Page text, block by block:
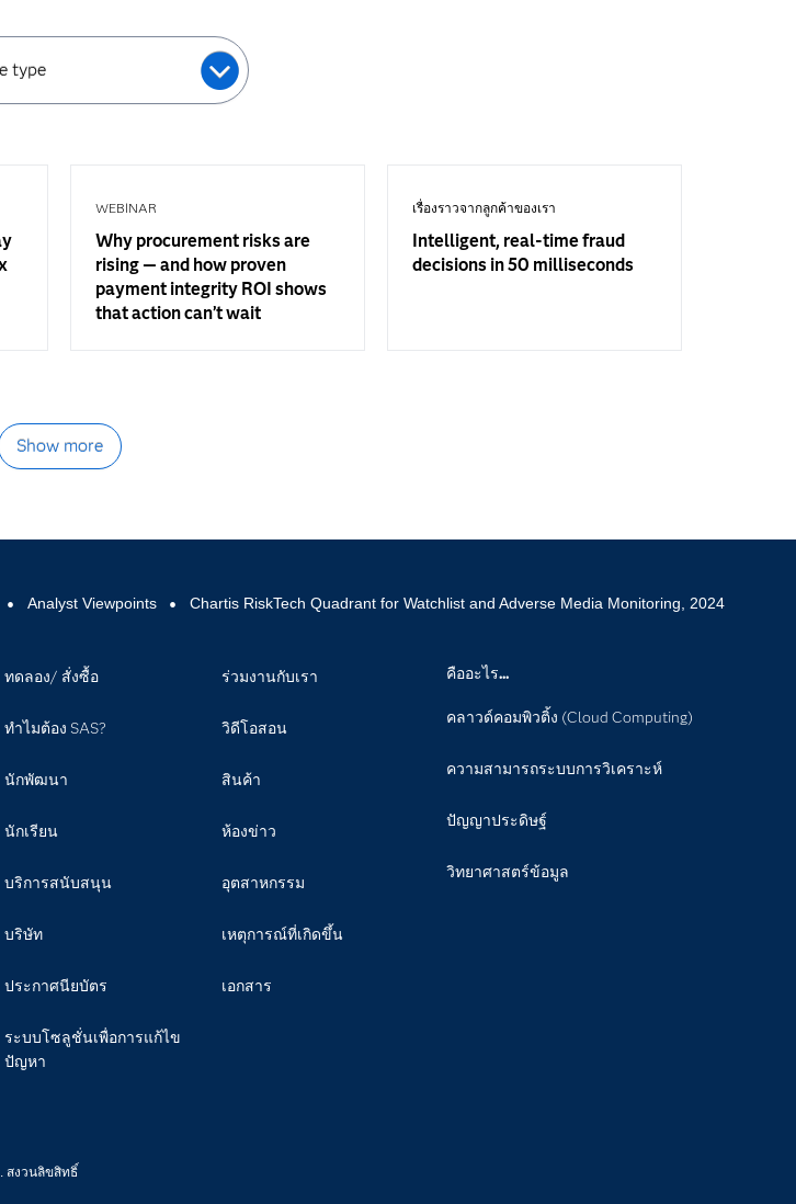
type
WEBINAR
Why procurement risks are
rising — and how proven
payment integrity ROI shows
that action can’t wait
เรื่องราวจากลูกค้าของเรา
Intelligent, real-time fraud
decisions in 50 milliseconds
Show more
Analyst Viewpoints Chartis RiskTech Quadrant for Watchlist and Adverse Media Monitoring, 2024
ทดลอง/ สั่งซื้อ
ทำไมต้อง SAS?
นักพัฒนา
นักเรียน
บริการสนับสนุน
บริษัท
ประกาศนียบัตร
ระบบโซลูชั่นเพื่อการแก้ไข
ปัญหา
ร่วมงานกับเรา
วิดีโอสอน
สินค้า
ห้องข่าว
อุตสาหกรรม
เหตุการณ์ที่เกิดขึ้น
เอกสาร
คืออะไร...
คลาวด์คอมพิวติ้ง (Cloud Computing)
ความสามารถระบบการวิเคราะห์
ปัญญาประดิษฐ์
วิทยาศาสตร์ข้อมูล
สงวนลิขสิทธิ์